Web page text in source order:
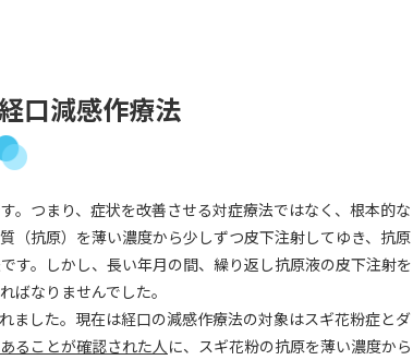
口減感作療法
。つまり、症状を改善させる対症療法ではなく、根本的な
（抗原）を薄い濃度から少しずつ皮下注射してゆき、抗原
す。しかし、長い年月の間、繰り返し抗原液の皮下注射を
ばなりませんでした。
ました。現在は経口の減感作療法の対象はスギ花粉症とダ
ることが確認された人 に、スギ花粉の抗原を薄い濃度から